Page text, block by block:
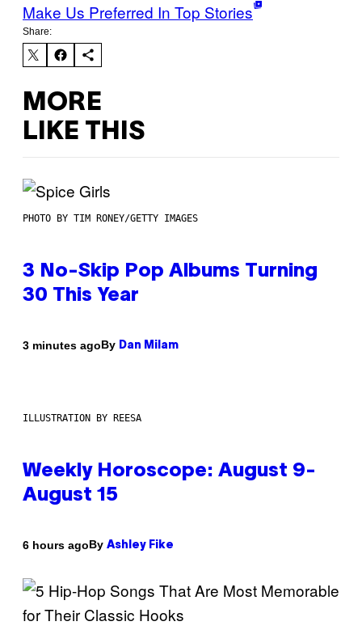
Make Us Preferred In Top Stories
Share:
MORE
LIKE THIS
PHOTO BY TIM RONEY/GETTY IMAGES
3 No-Skip Pop Albums Turning
30 This Year
3 minutes agoBy Dan Milam
ILLUSTRATION BY REESA
Weekly Horoscope: August 9-
August 15
6 hours agoBy Ashley Fike